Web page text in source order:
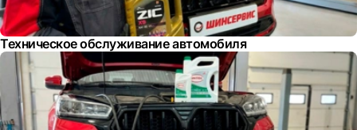
Техническое обслуживание автомобиля